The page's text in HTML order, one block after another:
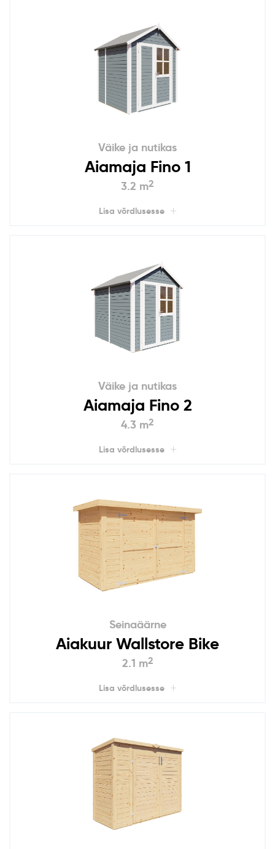
Väike ja nutikas
Aiamaja Fino 1
3.2 m2
Lisa võrdlusesse
Väike ja nutikas
Aiamaja Fino 2
4.3 m2
Lisa võrdlusesse
Seinaäärne
Aiakuur Wallstore Bike
2.1 m2
Lisa võrdlusesse